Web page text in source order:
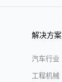
解决方案
汽车行业
工程机械